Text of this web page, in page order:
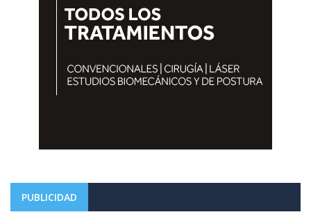
PUBLICIDAD